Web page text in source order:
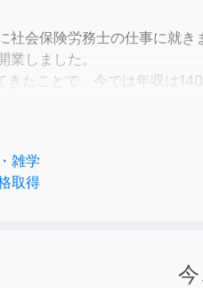
社会保険労務士の仕事に就き
業しました。
きたことで、今では年収は
務所を構えるのですから、苦
りにしてもらえることが嬉
「あなたじゃなければ解決で
化したものです。
雑学
取得